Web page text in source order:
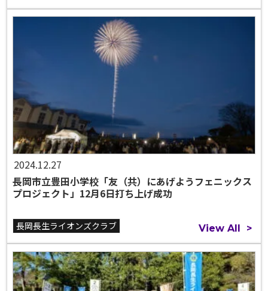
2024.12.27
長岡市立豊田小学校「友（共）にあげようフェニックス
プロジェクト」12月6日打ち上げ成功
長岡長生ライオンズクラブ View All >